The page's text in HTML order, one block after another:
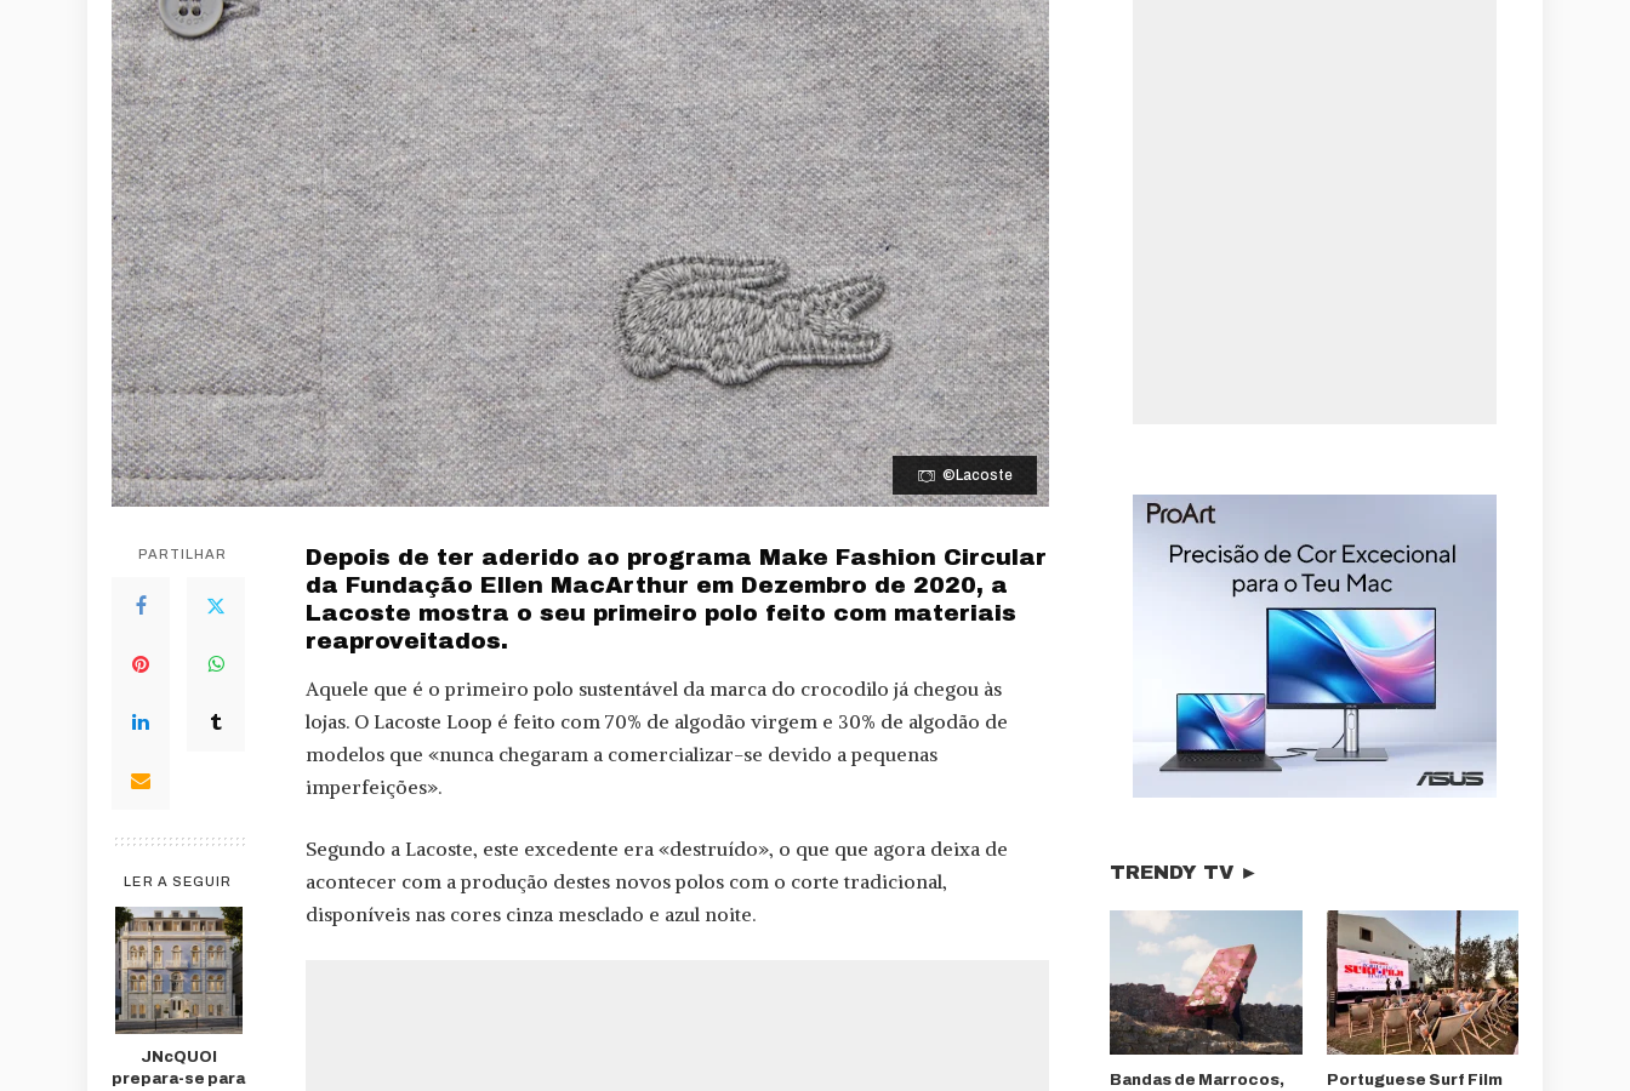
©Lacoste
PARTILHAR
LER A SEGUIR
JNcQUOI
prepara-se para
Depois de ter aderido ao programa Make Fashion Circular
da Fundação Ellen MacArthur em Dezembro de 2020, a
Lacoste mostra o seu primeiro polo feito com materiais
reaproveitados.
Aquele que é o primeiro polo sustentável da marca do crocodilo já chegou às
lojas. O Lacoste Loop é feito com 70% de algodão virgem e 30% de algodão de
modelos que «nunca chegaram a comercializar-se devido a pequenas
imperfeições».
Segundo a Lacoste, este excedente era «destruído», o que que agora deixa de
acontecer com a produção destes novos polos com o corte tradicional,
disponíveis nas cores cinza mesclado e azul noite.
TRENDY TV ►
Bandas de Marrocos,
Portuguese Surf Film